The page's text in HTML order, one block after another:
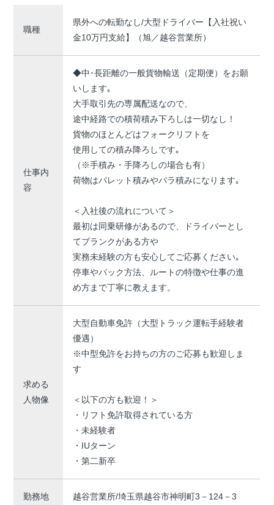
職種
県外への転勤なし/大型ドライバー【入社祝い
金10万円支給】（旭／越谷営業所）
仕事内
容
◆中･長距離の一般貨物輸送（定期便）をお願
いします｡
大手取引先の専属配送なので、
途中経路での積荷積み下ろしは一切なし！
貨物のほとんどはフォークリフトを
使用しての積み降ろしです｡
（※手積み・手降ろしの場合も有）
荷物はパレット積みやバラ積みになります｡
＜入社後の流れについて＞
最初は同乗研修があるので、ドライバーとし
てブランクがある方や
実務未経験の方も安心してご応募ください｡
停車やバック方法、ルートの特徴や仕事の進
め方まで丁寧に教えます。
求める
人物像
大型自動車免許（大型トラック運転手経験者
優遇）
※中型免許をお持ちの方のご応募も歓迎しま
す
＜以下の方も歓迎！＞
・リフト免許取得されている方
・未経験者
・IUターン
・第二新卒
勤務地 越谷営業所/埼玉県越谷市神明町3－124－3